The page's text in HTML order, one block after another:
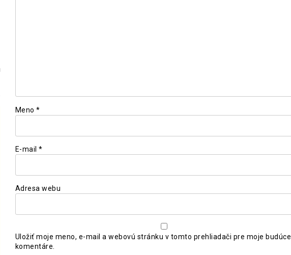
Meno *
E-mail *
Adresa webu
Uložiť moje meno, e-mail a webovú stránku v tomto prehliadači pre moje budúce
komentáre.